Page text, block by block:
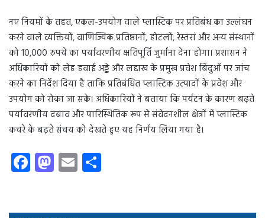
नए नियमों के तहत, एकल-उपयोग वाले प्लास्टिक पर प्रतिबंध का उल्लंघन
करने वाले व्यक्तियों, वाणिज्यिक प्रतिष्ठानों, होटलों, रेस्तरां और अन्य संस्थानों
को 10,000 रुपये का पर्यावरणीय क्षतिपूर्ति जुर्माना देना होगा। प्रशासन ने
अधिकारियों को लेह हवाई अड्डे और लद्दाख के प्रमुख प्रवेश बिंदुओं पर जांच
करने का निर्देश दिया है ताकि प्रतिबंधित प्लास्टिक उत्पादों के प्रवेश और
उपयोग को रोका जा सके। अधिकारियों ने बताया कि पर्यटन के कारण बढ़ते
पर्यावरणीय दबाव और पारिस्थितिक रूप से संवेदनशील क्षेत्रों में प्लास्टिक
कचरे के बढ़ते संचय को देखते हुए यह निर्णय लिया गया है।
Fa
ce
M
as
E
m